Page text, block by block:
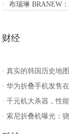
· 布瑞琳 BRANEW
财经
· 真实的韩国历史地
· 华为折叠手机发售
· 千元机大杀器，性
· 索尼折叠机曝光：